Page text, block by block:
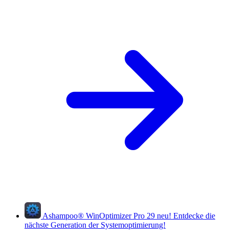
Ashampoo® WinOptimizer Pro 29 neu! Entdecke die
nächste Generation der Systemoptimierung!